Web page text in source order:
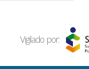
Vigilado por: